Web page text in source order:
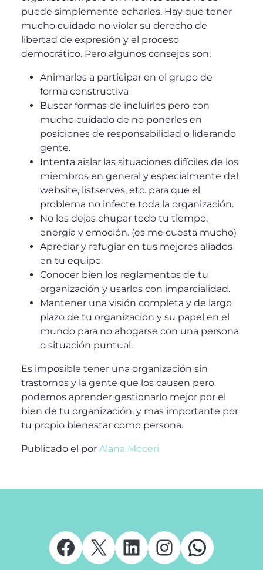
puede simplemente echarles. Hay que tener
mucho cuidado no violar su derecho de
libertad de expresión y el proceso
democrático. Pero algunos consejos son:
Animarles a participar en el grupo de
forma constructiva
Buscar formas de incluirles pero con
mucho cuidado de no ponerles en
posiciones de responsabilidad o liderando
gente.
Intenta aislar las situaciones difíciles de los
miembros en general y especialmente del
website, listserves, etc. para que el
problema no infecte toda la organización.
No les dejas chupar todo tu tiempo,
energía y emoción. (es me cuesta mucho)
Apreciar y refugiar en tus mejores aliados
en tu equipo.
Conocer bien los reglamentos de tu
organización y usarlos con imparcialidad.
Mantener una visión completa y de largo
plazo de tu organización y su papel en el
mundo para no ahogarse con una persona
o situación puntual.
Es imposible tener una organización sin
trastornos y la gente que los causen pero
podemos aprender gestionarlo mejor por el
bien de tu organización, y mas importante por
tu propio bienestar como persona.
Publicado el por Alana Moceri
Facebook
X LinkedIn
Instagram